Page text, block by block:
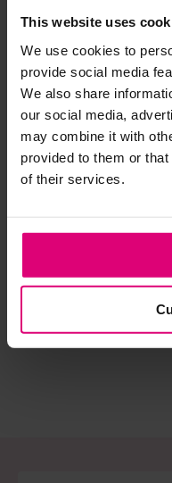
This website uses
We use cookies to
provide social media
We also share
our social media,
may combine it with
provided to them or
of their services.
Strijkijzer/
Kledingstukken met
van het strijkijzer en/of
spijkerbroeken is
niet gestreken worden
Twijfels? Wij staan klaar
mouw